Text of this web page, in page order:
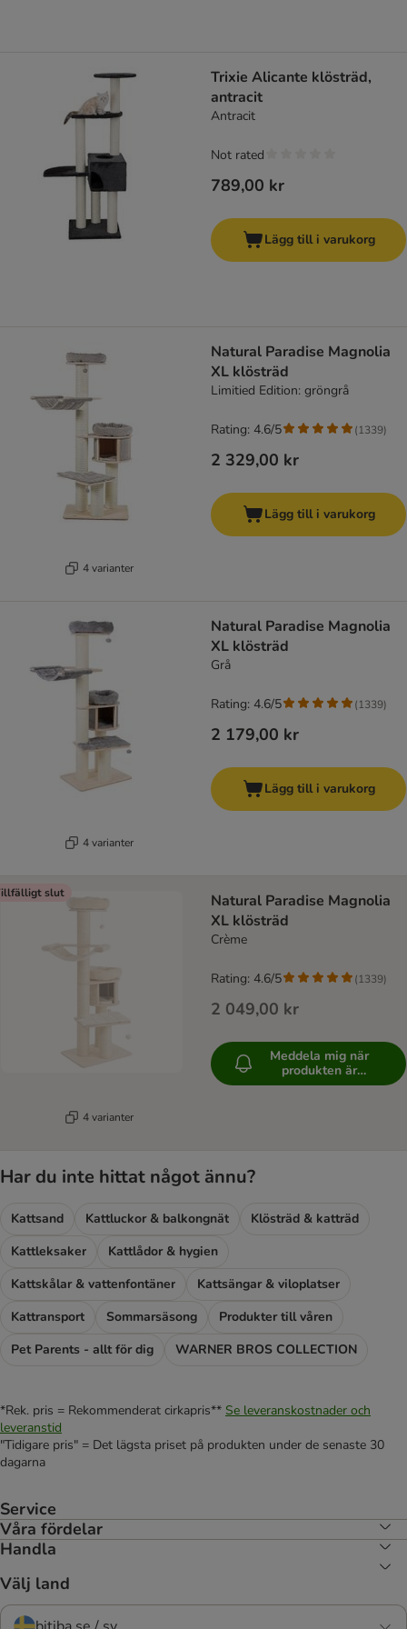
Trixie Alicante klösträd,
antracit
Antracit
789,00 kr
Not rated
Lägg till i varukorg
4 varianter
Natural Paradise Magnolia
XL klösträd
Limitied Edition: gröngrå
2 329,00 kr
Rating: 4.6/5 (1339)
Lägg till i varukorg
4 varianter
Natural Paradise Magnolia
XL klösträd
Grå
2 179,00 kr
Rating: 4.6/5 (1339)
Lägg till i varukorg
slut
4 varianter
Natural Paradise Magnolia
XL klösträd
Crème
2 049,00 kr
Rating: 4.6/5 (1339)
Meddela mig när
produkten är
tillgänglig
Har du inte hittat något ännu?
Kattsand Kattluckor & balkongnät
Klösträd & katträd
Kattleksaker
Kattlådor & hygien
Kattskålar & vattenfontäner
Kattsängar & viloplatser
Kattransport
Sommarsäsong
Produkter till våren
Pet Parents - allt för dig
WARNER BROS COLLECTION
*Rek. pris = Rekommenderat cirkapris** Se leveranskostnader och
leveranstid
"Tidigare pris" = Det lägsta priset på produkten under de senaste 30
dagarna
Service
Våra fördelar
Handla
Välj land